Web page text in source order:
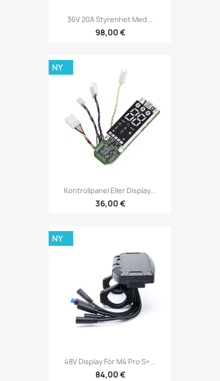
36V 20A Styrenhet Med...
98,00 €
Kontrollpanel Eller Display...
36,00 €
NY
48V Display För M4 Pro S+...
84,00 €
NY